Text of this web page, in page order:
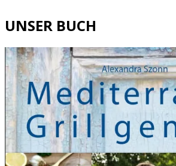
UNSER BUCH